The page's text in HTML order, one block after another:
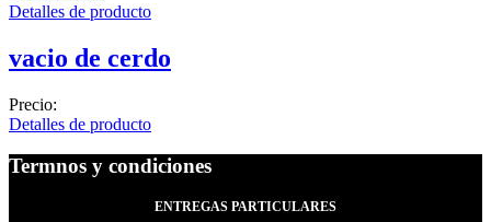
Detalles de producto
vacio de cerdo
Precio:
Detalles de producto
Termnos y condiciones
ENTREGAS PARTICULARES